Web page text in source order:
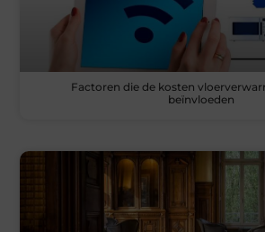
Factoren die de kosten
beïnvloeden